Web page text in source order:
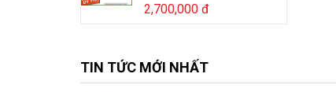
2,700,000 đ
TIN TỨC MỚI NHẤT